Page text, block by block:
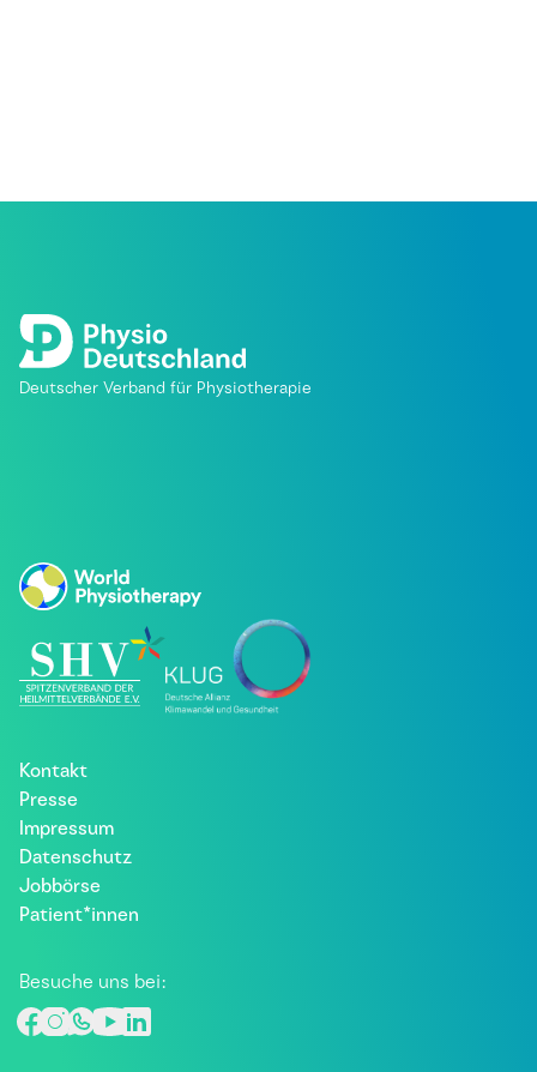
Deutscher Verband für Physiotherapie
Kontakt
Presse
Impressum
Datenschutz
Jobbörse
Patient*innen
Besuche uns bei: